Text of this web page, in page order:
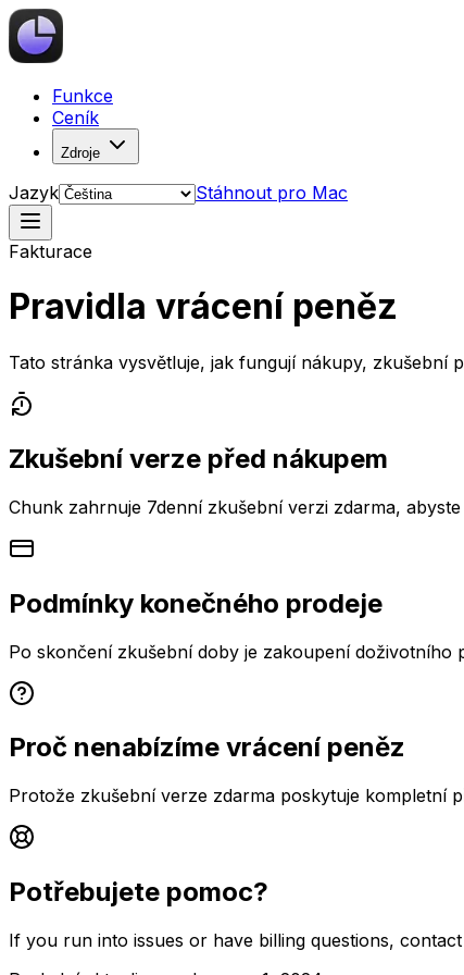
Funkce
Ceník
Zdroje
Jazyk Stáhnout pro Mac
Fakturace
Pravidla vrácení peněz
Tato stránka vysvětluje, jak fungují nákupy, zkušební
Zkušební verze před nákupem
Chunk zahrnuje 7denní zkušební verzi zdarma,
Podmínky konečného prodeje
Po skončení zkušební doby je zakoupení
Proč nenabízíme vrácení peněz
Protože zkušební verze zdarma poskytuje kompletní
Potřebujete pomoc?
If you run into issues or have billing questions,